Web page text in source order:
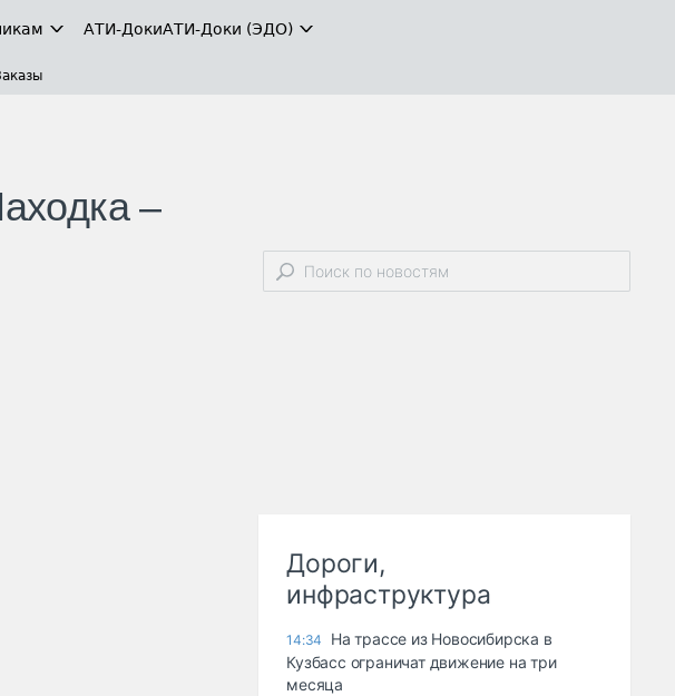
АТИ-ДокиАТИ-Доки (ЭДО)
–
Дороги,
инфраструктура
14:34
На трассе из Новосибирска в
Кузбасс ограничат движение на три
месяца